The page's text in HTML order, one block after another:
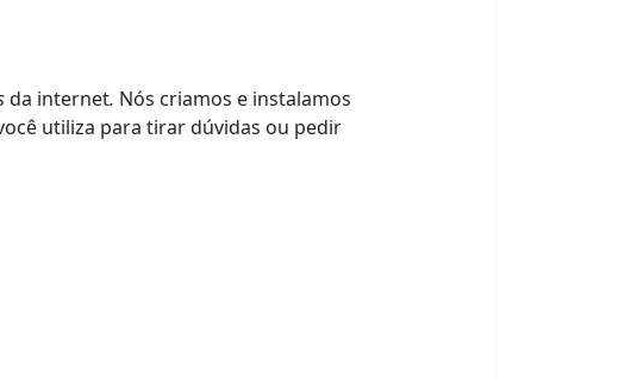
da internet. Nós criamos e instalamos
utiliza para tirar dúvidas ou pedir